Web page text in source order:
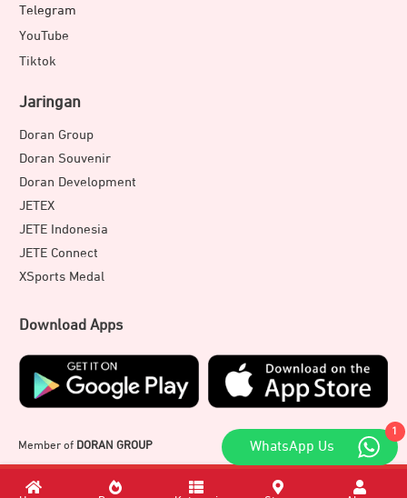
Telegram
YouTube
Tiktok
Jaringan
Doran Group
Doran Souvenir
Doran Development
JETEX
JETE Indonesia
JETE Connect
XSports Medal
Download Apps
Member of DORAN GROUP
1
WhatsApp Us